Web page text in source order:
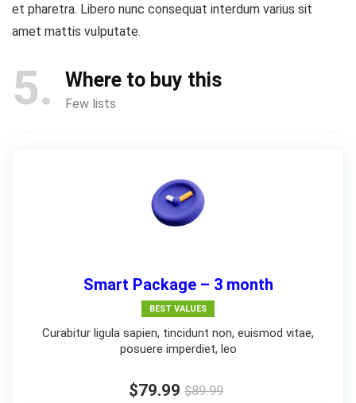
et pharetra. Libero nunc consequat interdum varius sit
amet mattis vulputate.
5 Where to buy this
Few lists
Smart Package – 3 month
BEST VALUES
Curabitur ligula sapien, tincidunt non, euismod vitae,
posuere imperdiet, leo
$79.99 $89.99